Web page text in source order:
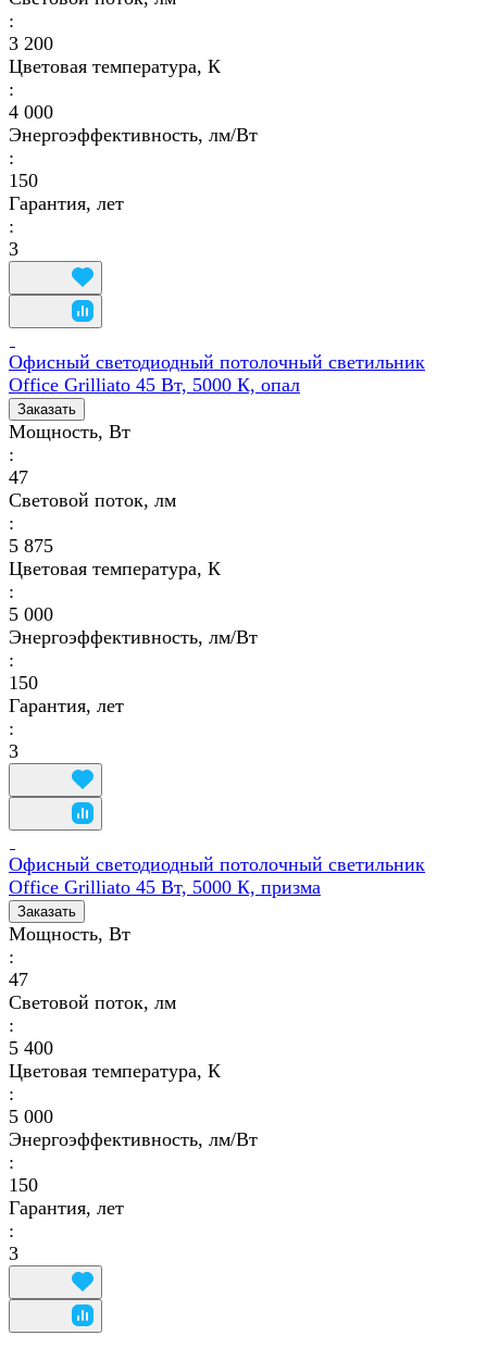
:
3 200
Цветовая температура, К
:
4 000
Энергоэффективность, лм/Вт
:
150
Гарантия, лет
:
3
Офисный светодиодный потолочный светильник
Office Grilliato 45 Вт, 5000 К, опал
Заказать
Мощность, Вт
:
47
Световой поток, лм
:
5 875
Цветовая температура, К
:
5 000
Энергоэффективность, лм/Вт
:
150
Гарантия, лет
:
3
Офисный светодиодный потолочный светильник
Office Grilliato 45 Вт, 5000 К, призма
Заказать
Мощность, Вт
:
47
Световой поток, лм
:
5 400
Цветовая температура, К
:
5 000
Энергоэффективность, лм/Вт
:
150
Гарантия, лет
:
3